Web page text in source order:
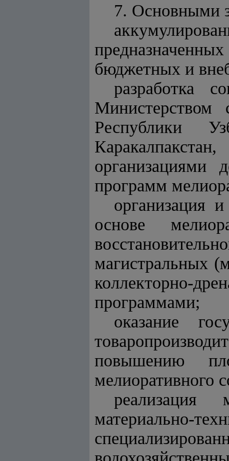
7. Основными
бюджетных и
разработка
Министерством
Республики
организациями
программ
организация
основе
магистральных
коллекторно-
программами;
оказание
повышению
мелиоративного
реализация
материально-